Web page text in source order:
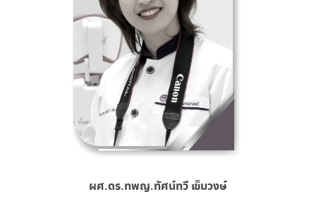
ผศ.ดร.ทพญ.ทัศน์ทวี เข็มวงษ์